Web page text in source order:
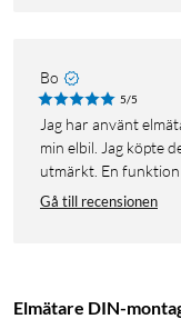
Bo
5/5
Jag har använt elmätaren för att ha koll på laddad elmängd till
min elbil. Jag köpte
utmärkt. En funktion
Gå till recensionen
Elmätare DIN-